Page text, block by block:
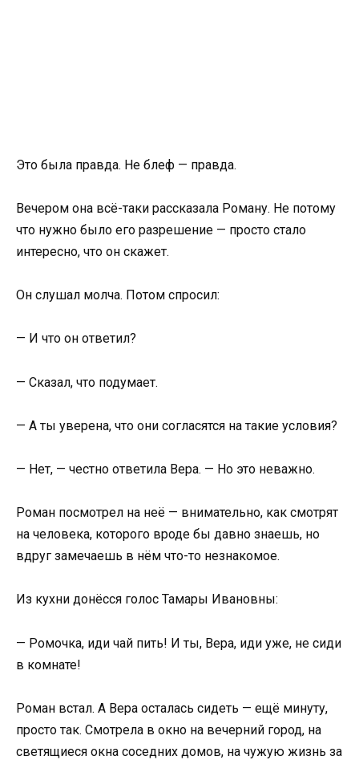
Это была правда. Не блеф — правда.
Вечером она всё-таки рассказала Роману. Не потому
что нужно было его разрешение — просто стало
интересно, что он скажет.
Он слушал молча. Потом спросил:
— И что он ответил?
— Сказал, что подумает.
— А ты уверена, что они согласятся на такие условия?
— Нет, — честно ответила Вера. — Но это неважно.
Роман посмотрел на неё — внимательно, как смотрят
на человека, которого вроде бы давно знаешь, но
вдруг замечаешь в нём что-то незнакомое.
Из кухни донёсся голос Тамары Ивановны:
— Ромочка, иди чай пить! И ты, Вера, иди уже, не сиди
в комнате!
Роман встал. А Вера осталась сидеть — ещё минуту,
просто так. Смотрела в окно на вечерний город, на
светящиеся окна соседних домов, на чужую жизнь за